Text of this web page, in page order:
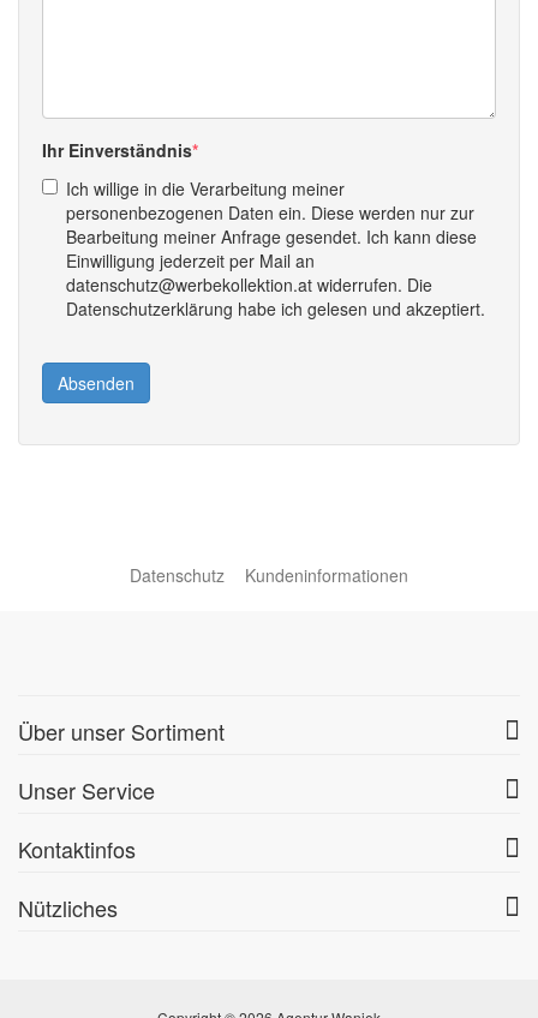
Ihr Einverständnis
Ich willige in die Verarbeitung meiner
personenbezogenen Daten ein. Diese werden nur zur
Bearbeitung meiner Anfrage gesendet. Ich kann diese
Einwilligung jederzeit per Mail an
datenschutz@werbekollektion.at widerrufen. Die
Datenschutzerklärung habe ich gelesen und akzeptiert.
Absenden
Datenschutz Kundeninformationen
Über unser Sortiment
Unser Service
Kontaktinfos
Nützliches